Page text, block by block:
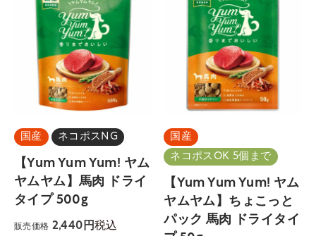
国産 ネコポスNG
【Yum Yum Yum! ヤム
ヤムヤム】馬肉 ドライ
タイプ 500g
販売価格 2,440 税込
国産
ネコポスOK 5個まで
【Yum Yum Yum! ヤム
ヤムヤム】ちょこっと
パック 馬肉 ドライタイ